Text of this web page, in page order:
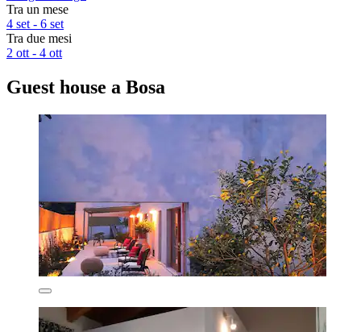
Tra un mese
4 set - 6 set
Tra due mesi
2 ott - 4 ott
Guest house a Bosa